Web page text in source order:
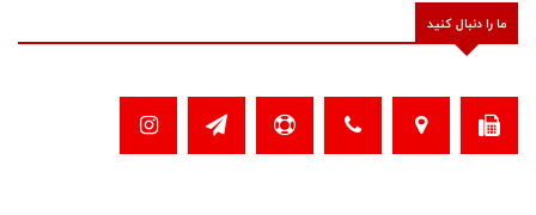
ما را دنبال کنید